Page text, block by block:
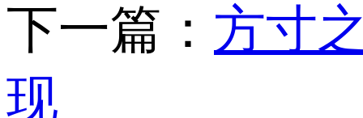
下一篇： 方寸
现